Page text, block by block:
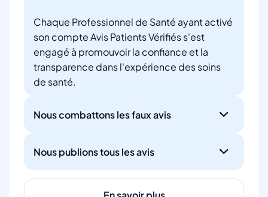
Chaque Professionnel de Santé ayant activé
son compte Avis Patients Vérifiés s'est
engagé à promouvoir la confiance et la
transparence dans l'expérience des soins
de santé.
Nous combattons les faux avis
Nous publions tous les avis